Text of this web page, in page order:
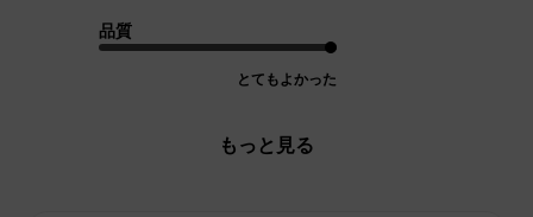
品質
とてもよかった
もっと見る